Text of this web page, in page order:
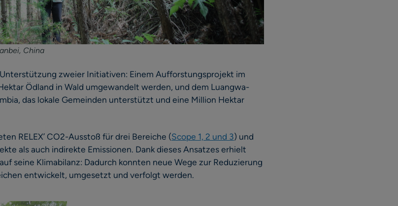
China
Unterstützung zweier Initiativen: Einem Aufforstungsprojekt im
Ödland in Wald umgewandelt werden, und dem Luangwa-
das lokale Gemeinden unterstützt und eine Million Hektar
RELEX’ CO2-Ausstoß für drei Bereiche (Scope 1, 2 und 3) und
als auch indirekte Emissionen. Dank dieses Ansatzes erhielt
seine Klimabilanz: Dadurch konnten neue Wege zur Reduzierung
entwickelt, umgesetzt und verfolgt werden.